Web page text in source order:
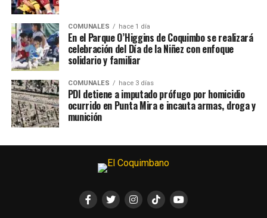
COMUNALES hace 1 día
En el Parque O’Higgins de Coquimbo se realizará
celebración del Día de la Niñez con enfoque
solidario y familiar
COMUNALES hace 3 días
PDI detiene a imputado prófugo por homicidio
ocurrido en Punta Mira e incauta armas, droga y
munición